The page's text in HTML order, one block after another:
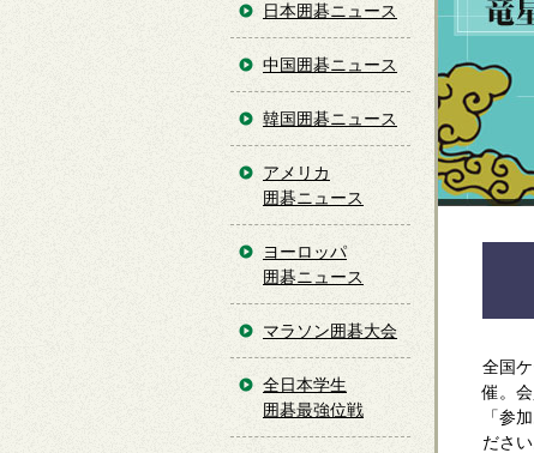
全国
催。
「参
ださ
日本囲碁ニュース
中国囲碁ニュース
韓国囲碁ニュース
アメリカ
囲碁ニュース
ヨーロッパ
囲碁ニュース
マラソン囲碁大会
全日本学生
囲碁最強位戦